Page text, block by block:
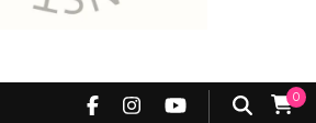
0